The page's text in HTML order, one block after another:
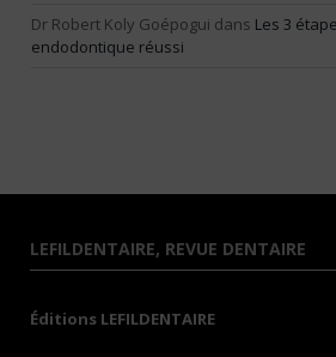
Dr Robert Koly Goépogui dans Les 3
endodontique réussi
LEFILDENTAIRE, REVUE DENTAIRE
Éditions LEFILDENTAIRE